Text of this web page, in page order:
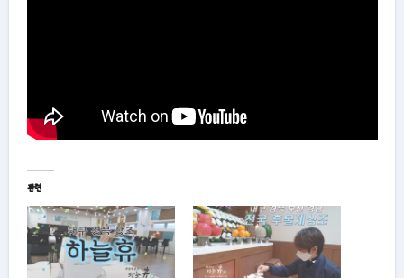
관련